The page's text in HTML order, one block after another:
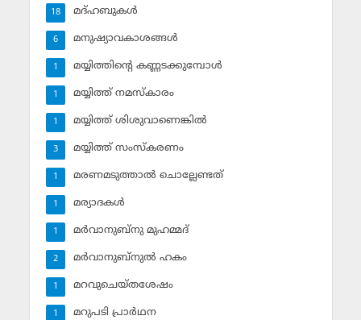
മദ്ഹബുകള്‍
18
മനുഷ്യാവകാശങ്ങള്‍
6
മയ്യിത്തിന്റെ കണ്ണടക്കുമ്പോള്‍
1
മയ്യിത്ത് നമസ്‌കാരം
1
മയ്യിത്ത് ശിശുവാണെങ്കില്‍
1
മയ്യിത്ത് സംസ്‌കരണം
3
മരണമടുത്താല്‍ ചൊല്ലേണ്ടത്
1
മര്യാദകള്‍
1
മര്‍വാനുബ്‌നു മുഹമ്മദ്
1
മര്‍വാനുബ്‌നുല്‍ ഹകം
2
മറവുചെയ്തശേഷം
1
മറുപടി പ്രാര്‍ഥന
1